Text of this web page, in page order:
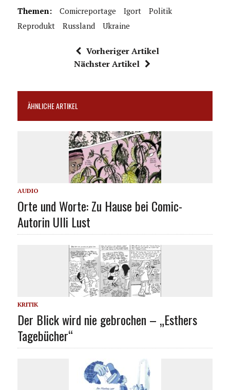
Themen: Comicreportage Igort
Politik
Reprodukt
Russland Ukraine
Vorheriger Artikel
Nächster Artikel
ÄHNLICHE ARTIKEL
AUDIO
Orte und Worte: Zu Hause bei Comic-
Autorin Ulli Lust
KRITIK
Der Blick wird nie gebrochen – „Esthers
Tagebücher“